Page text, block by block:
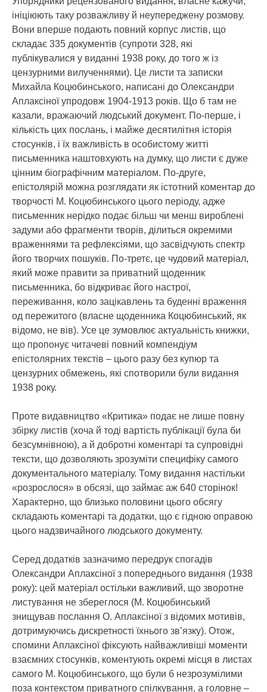
ініціюють таку розважливу й неупереджену розмову.
Вони вперше подають повний корпус листів, що
складає 335 документів (супроти 328, які
публікувалися у виданні 1938 року, до того ж із
цензурними вилученнями). Це листи та записки
Михайла Коцюбинського, написані до Олександри
Аплаксіної упродовж 1904-1913 років. Що б там не
казали, вражаючий людський документ. По-перше, і
кількість цих послань, і майже десятилітня історія
стосунків, і їх важливість в особистому житті
письменника наштовхують на думку, що листи є дуже
цінним біографічним матеріалом. По-друге,
епістолярій можна розглядати як істотний коментар до
творчості М. Коцюбинського цього періоду, адже
письменник нерідко подає більш чи менш вироблені
задуми або фрагменти творів, ділиться окремими
враженнями та рефлексіями, що засвідчують спектр
його творчих пошуків. По-третє, це чудовий матеріал,
який може правити за приватний щоденник
письменника, бо відкриває його настрої,
переживання, коло зацікавлень та буденні враження
од пережитого (власне щоденника Коцюбинський, як
відомо, не вів). Усе це зумовлює актуальність книжки,
що пропонує читачеві повний компендіум
епістолярних текстів – цього разу без купюр та
цензурних обмежень, які спотворили були видання
1938 року.
Проте видавництво «Критика» подає не лише повну
збірку листів (хоча й тоді вартість публікації була би
безсумнівною), а й добротні коментарі та супровідні
тексти, що дозволяють зрозуміти специфіку самого
документального матеріалу. Тому видання настільки
«розрослося» в обсязі, що займає аж 640 сторінок!
Характерно, що близько половини цього обсягу
складають коментарі та додатки, що є гідною оправою
цього надзвичайного людського документу.
Серед додатків зазначимо передрук спогадів
Олександри Аплаксіної з попереднього видання (1938
року): цей матеріал остільки важливий, що зворотне
листування не збереглося (М. Коцюбинський
знищував послання О. Аплаксіної з відомих мотивів,
дотримуючись дискретності їхнього зв’язку). Отож,
спомини Аплаксіної фіксують найважливіші моменти
взаємних стосунків, коментують окремі місця в листах
самого М. Коцюбинського, що були б незрозумілими
поза контекстом приватного спілкування, а головне –